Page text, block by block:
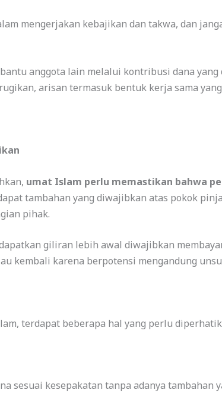
mengerjakan kebajikan dan takwa, dan
anggota lain melalui kontribusi dana yang
arisan termasuk bentuk kerja sama
umat Islam perlu memastikan bahwa
tambahan yang diwajibkan atas pokok
pihak.
giliran lebih awal diwajibkan
kembali karena berpotensi mengandung
terdapat beberapa hal yang perlu
sesuai kesepakatan tanpa adanya tambahan